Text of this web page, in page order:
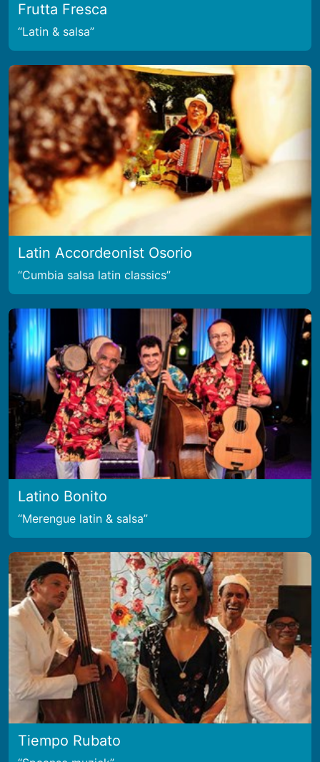
Frutta Fresca
Latin & salsa
Latin Accordeonist Osorio
Cumbia salsa latin classics
Latino Bonito
Merengue latin & salsa
Tiempo Rubato